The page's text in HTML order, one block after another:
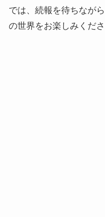
では、続報を待ちなが
の世界をお楽しみくださ